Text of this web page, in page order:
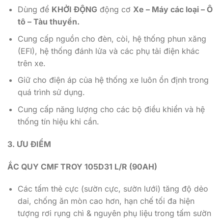
Dùng để KHỞI ĐỘNGđộng cơ Xe – Máy các loại – Ô
tô – Tàu thuyền.
Cung cấp nguồn cho đèn, còi, hệ thống phun xăng
(EFI), hệ thống đánh lửa và các phụ tải điện khác
trên xe.
Giữ cho điện áp của hệ thống xe luôn ổn định trong
quá trình sử dụng.
Cung cấp năng lượng cho các bộ điều khiển và hệ
thống tín hiệu khi cần.
3. ƯU ĐIỂM
ẮC QUY CMF TROY 105D31 L/R (90AH)
Các tấm thẻ cực (sườn cực, sườn lưới) tăng độ dẻo
dai, chống ăn mòn cao hơn, hạn chế tối đa hiện
tượng rơi rụng chì & nguyên phụ liệu trong tấm sườn